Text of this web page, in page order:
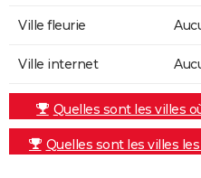
Ville fleurie
Ville internet
Quelles sont les villes
Quelles sont les villes